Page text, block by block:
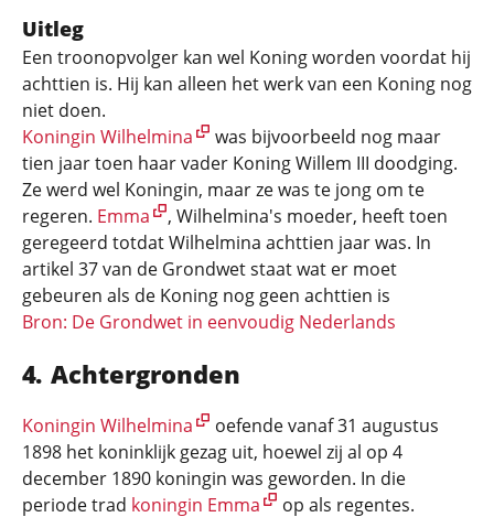
Uitleg
Een troonopvolger kan wel Koning worden voordat hij
achttien is. Hij kan alleen het werk van een Koning nog
niet doen.
Koningin Wilhelmina
was bijvoorbeeld nog maar
tien jaar toen haar vader Koning Willem III doodging.
Ze werd wel Koningin, maar ze was te jong om te
regeren. Emma
, Wilhelmina's moeder, heeft toen
geregeerd totdat Wilhelmina achttien jaar was. In
artikel 37 van de Grondwet staat wat er moet
gebeuren als de Koning nog geen achttien is
Bron: De Grondwet in eenvoudig Nederlands
Achtergronden
Koningin Wilhelmina
oefende vanaf 31 augustus
1898 het koninklijk gezag uit, hoewel zij al op 4
december 1890 koningin was geworden. In die
periode trad koningin Emma op als regentes.